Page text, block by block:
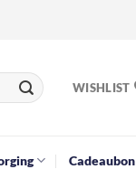
WISHLIST
Cadeaubon